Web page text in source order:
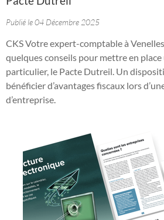
Publié le 04 Décembre 2025
CKS Votre expert-comptable à
quelques conseils pour mettre en
particulier, le Pacte Dutreil. Un
bénéficier d’avantages fiscaux lors
d’entreprise.